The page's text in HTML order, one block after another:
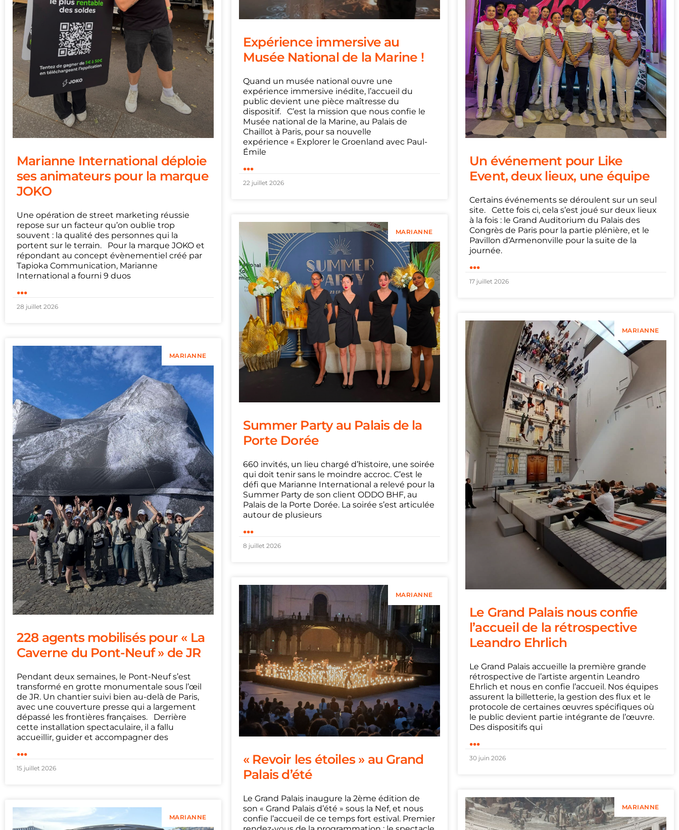
Marianne International déploie
ses animateurs pour la marque
JOKO
Une opération de street marketing réussie
repose sur un facteur qu’on oublie trop
souvent : la qualité des personnes qui la
portent sur le terrain. Pour la marque JOKO et
répondant au concept évènementiel créé par
Tapioka Communication, Marianne
International a fourni 9 duos
...
28 juillet 2026
Expérience immersive au
Musée National de la Marine !
Quand un musée national ouvre une
expérience immersive inédite, l’accueil du
public devient une pièce maîtresse du
dispositif. C’est la mission que nous confie le
Musée national de la Marine, au Palais de
Chaillot à Paris, pour sa nouvelle
expérience « Explorer le Groenland avec Paul-
Émile
...
22 juillet 2026
Un événement pour Like
Event, deux lieux, une équipe
Certains événements se déroulent sur un seul
site. Cette fois ci, cela s’est joué sur deux lieux
à la fois : le Grand Auditorium du Palais des
Congrès de Paris pour la partie plénière, et le
Pavillon d’Armenonville pour la suite de la
journée.
...
17 juillet 2026
MARIANNE
228 agents mobilisés pour « La
Caverne du Pont-Neuf » de JR
Pendant deux semaines, le Pont-Neuf s’est
transformé en grotte monumentale sous l’œil
de JR. Un chantier suivi bien au-delà de Paris,
avec une couverture presse qui a largement
dépassé les frontières françaises. Derrière
cette installation spectaculaire, il a fallu
accueillir, guider et accompagner des
...
15 juillet 2026
MARIANNE
Summer Party au Palais de la
Porte Dorée
660 invités, un lieu chargé d’histoire, une soirée
qui doit tenir sans le moindre accroc. C’est le
défi que Marianne International a relevé pour la
Summer Party de son client ODDO BHF, au
Palais de la Porte Dorée. La soirée s’est articulée
autour de plusieurs
...
8 juillet 2026
MARIANNE
Le Grand Palais nous confie
l’accueil de la rétrospective
Leandro Ehrlich
Le Grand Palais accueille la première grande
rétrospective de l’artiste argentin Leandro
Ehrlich et nous en confie l’accueil. Nos équipes
assurent la billetterie, la gestion des flux et le
protocole de certaines œuvres spécifiques où
le public devient partie intégrante de l’œuvre.
Des dispositifs qui
...
30 juin 2026
MARIANNE
MARIANNE
« Revoir les étoiles » au Grand
Palais d’été
Le Grand Palais inaugure la 2ème édition de
son « Grand Palais d’été » sous la Nef, et nous
confie l’accueil de ce temps fort estival. Premier
MARIANNE